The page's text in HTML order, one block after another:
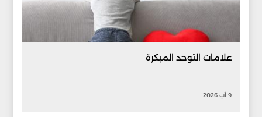
علامات التوحد المبكرة
9 آب 2026